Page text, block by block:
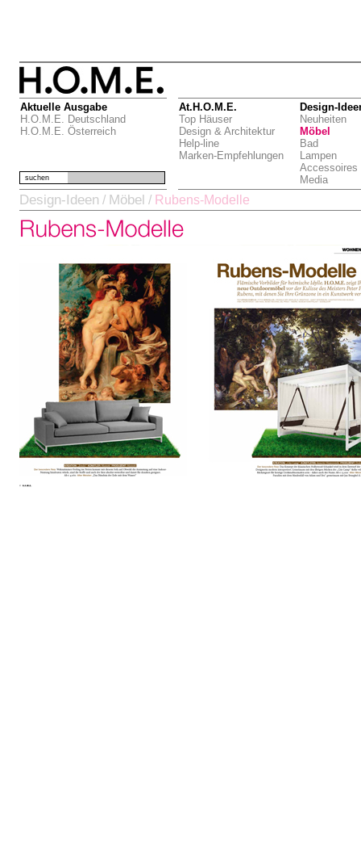
Aktuelle Ausgabe
H.O.M.E. Deutschland
H.O.M.E. Österreich
At.H.O.M.E.
Top Häuser
Design & Architektur
Help-line
Marken-Empfehlungen
Design-
Neuheiten
Möbel
Bad
Lampen
Accessoires
Media
suchen
Design-Ideen / Möbel / Rubens-Modelle